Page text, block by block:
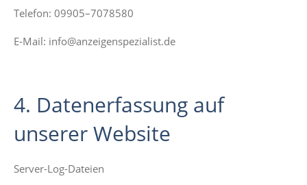
Telefon: 09905–7078580
E‑Mail: info@anzeigenspezialist.de
4. Datenerfassung auf
unserer Website
Server-Log-Dateien